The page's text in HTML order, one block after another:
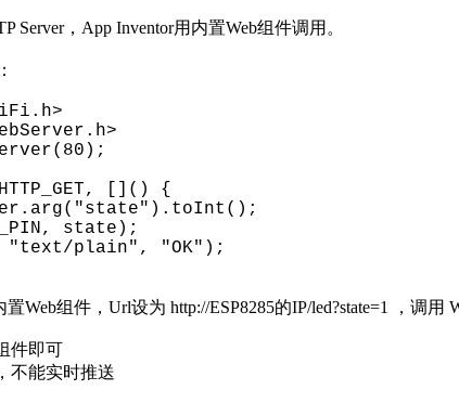
Server，App Inventor用内置Web组件调用。
：
[]() {
state);
"text/plain", "OK");
置Web组件，Url设为 http://ESP8285的IP/led?state=1 ，调用
件即可
不能实时推送